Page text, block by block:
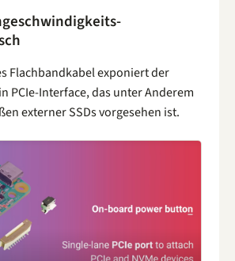
Flachbandkabel exponiert der
PCIe-Interface, das unter Anderem
externer SSDs vorgesehen ist.